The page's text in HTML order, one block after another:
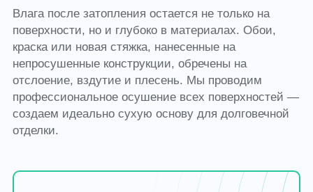
Влага после затопления остается не только на
поверхности, но и глубоко в материалах. Обои,
краска или новая стяжка, нанесенные на
непросушенные конструкции, обречены на
отслоение, вздутие и плесень. Мы проводим
профессиональное осушение всех поверхностей —
создаем идеально сухую основу для долговечной
отделки.